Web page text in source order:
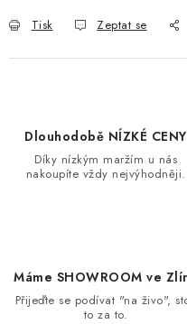
Tisk Zeptat se
Dlouhodobě NÍZKÉ CENY
Díky nízkým maržím u nás
nakoupíte vždy nejvýhodněji.
Máme SHOWROOM ve
Přijeďte se podívat "na živo",
to za to.